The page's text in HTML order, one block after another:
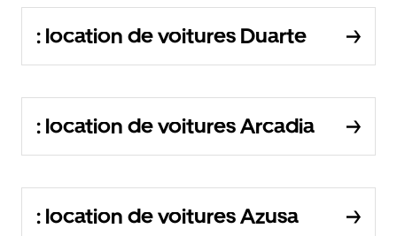
: location de voitures Duarte
: location de voitures Arcadia
: location de voitures Azusa